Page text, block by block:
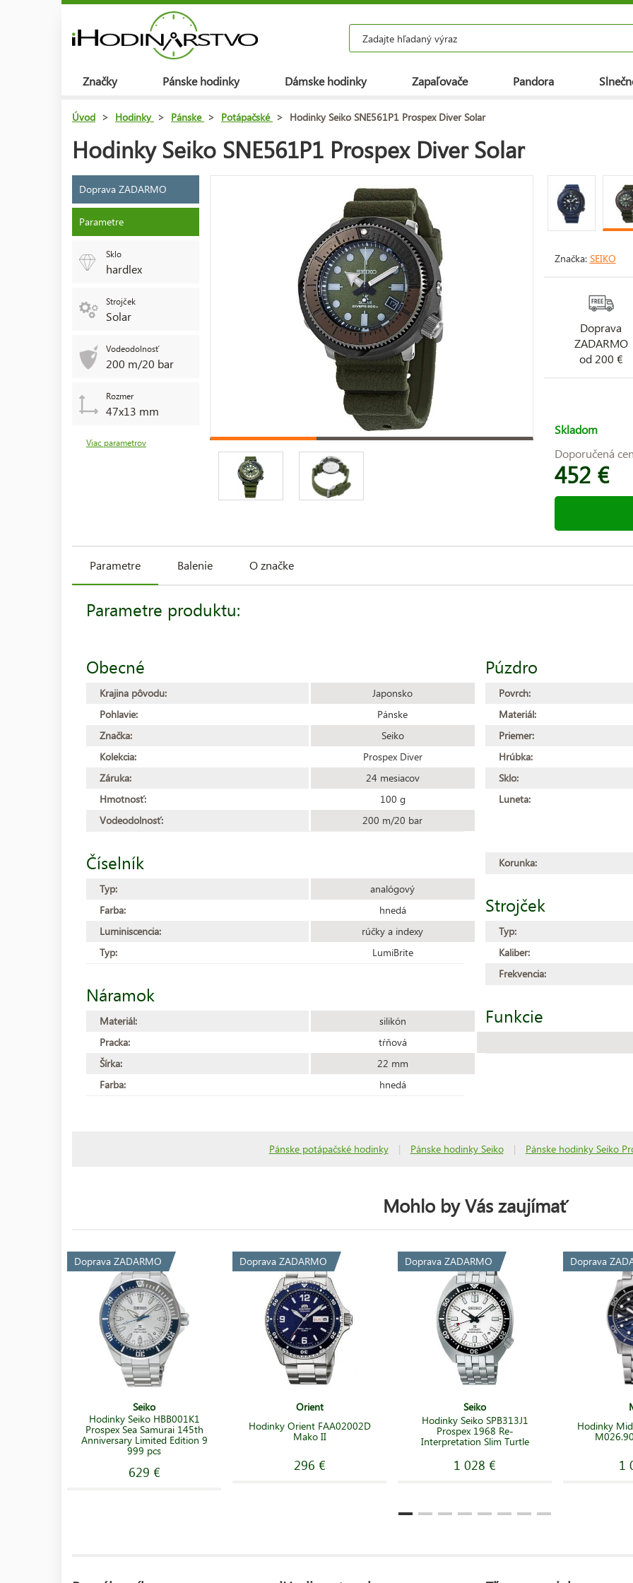
Značky Pánske hodinky Dámske hodinky Zapaľovače Pandora
Úvod > Hodinky > Pánske > Potápačské > Hodinky Seiko SNE561P1 Prospex Diver Solar
Hodinky Seiko SNE561P1 Prospex Diver Solar
Doprava ZADARMO
Parametre
Sklo
hardlex
Strojček
Solar
Vodeodolnosť
200 m/20 bar
Rozmer
47x13 mm
Viac parametrov
Značka: SEIKO
Doprava
ZADARMO
od 200 €
Skladom
Doporučená
452 €
Parametre Balenie O značke
Parametre produktu:
Obecné
Krajina pôvodu:
Japonsko
Pohlavie:
Pánske
Značka:
Seiko
Kolekcia:
Prospex Diver
Záruka:
24 mesiacov
Hmotnosť:
100 g
Vodeodolnosť:
200 m/20 bar
Číselník
Typ:
analógový
Farba:
hnedá
Luminiscencia:
rúčky a indexy
Typ:
LumiBrite
Náramok
Materiál:
silikón
Pracka:
tŕňová
Šírka:
22 mm
Farba:
hnedá
Púzdro
Povrch:
Materiál:
Priemer:
Hrúbka:
Sklo:
Luneta:
Korunka:
Strojček
Typ:
Kaliber:
Frekvencia:
Funkcie
Pánske potápačské hodinky | Pánske hodinky Seiko | Pánske hodinky Seiko
Mohlo by Vás zaujímať
Doprava ZADARMO
Seiko
Hodinky Seiko HBB001K1
Prospex Sea Samurai 145th
Anniversary Limited Edition 9
999 pcs
629 €
Doprava ZADARMO
Orient
Hodinky Orient FAA02002D
Mako II
296 €
Doprava ZADARMO
Seiko
Hodinky Seiko SPB313J1
Prospex 1968 Re-
Interpretation Slim Turtle
1 028 €
Doprava
Hodinky
1